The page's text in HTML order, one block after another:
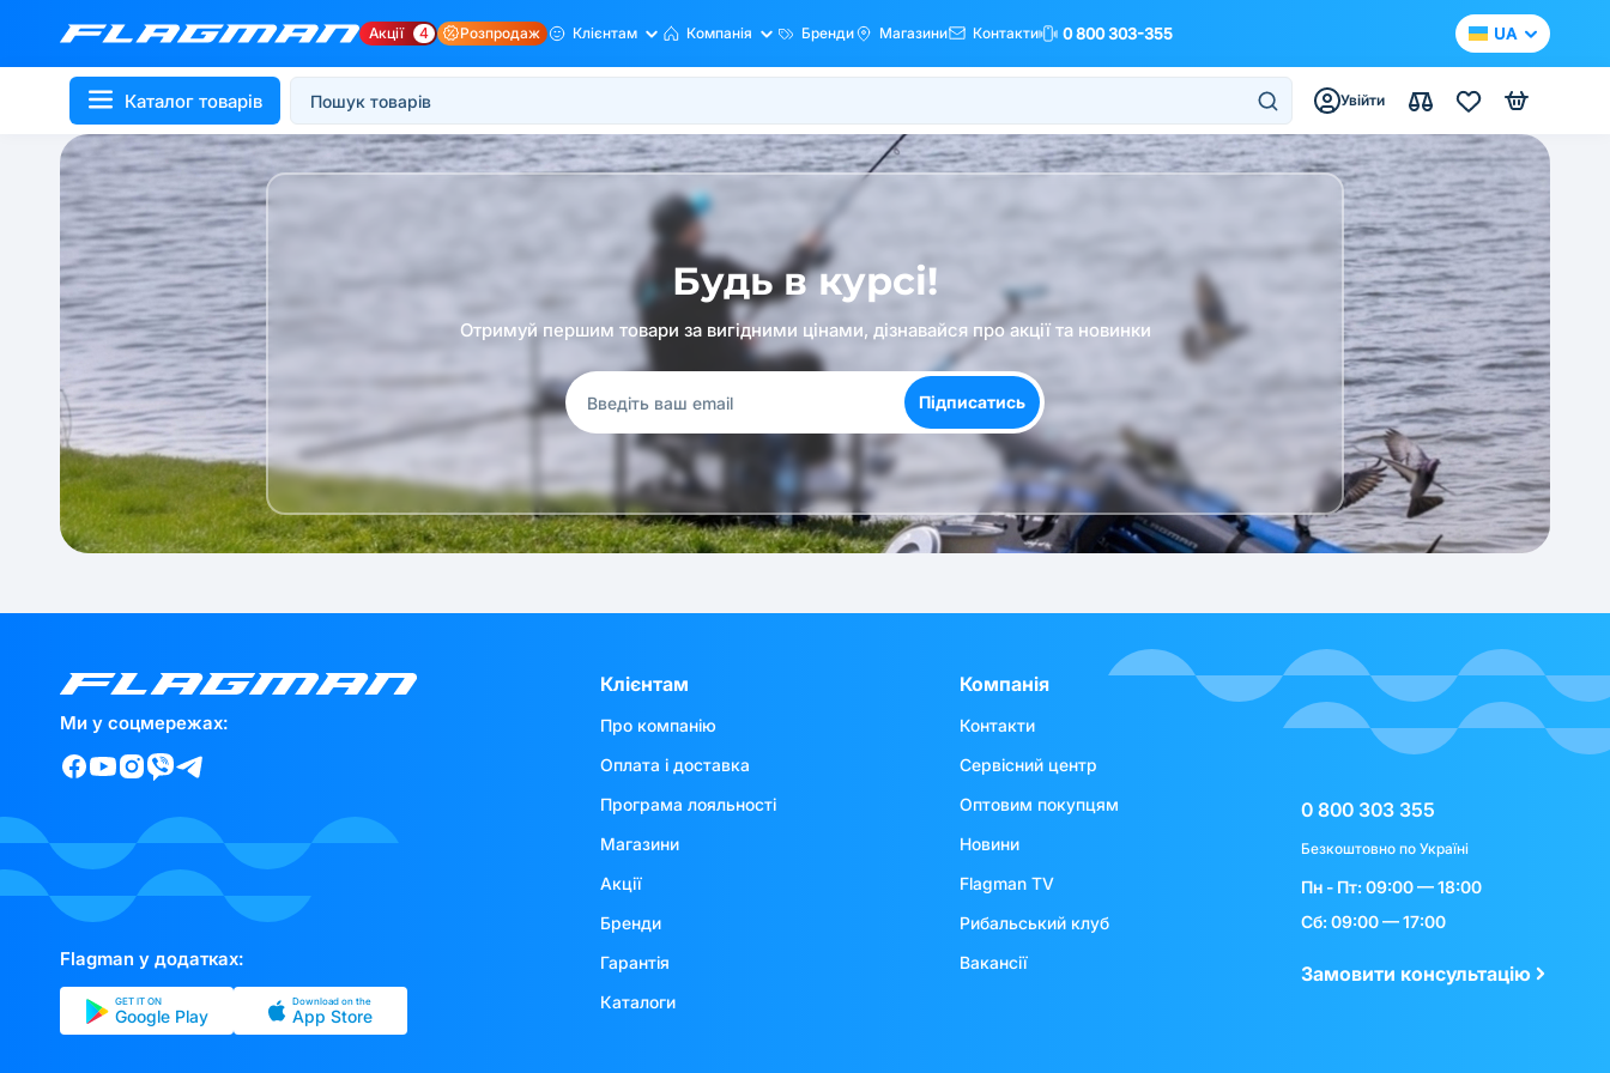
Акції 4 Розпродаж Клієнтам Компанія Бренди Магазини Контакти 0 800 303-355 UA
Каталог товарів Увійти
Будь в курсі!
Отримуй першим товари за вигідними цінами, дізнавайся про акції та новинки
Підписатись
Ми у соцмережах:
Flagman у додатках:
GET IT ON
Google Play
Download on the
App Store
Клієнтам
Про компанію
Оплата і доставка
Програма лояльності
Магазини
Акції
Бренди
Гарантія
Каталоги
Компанія
Контакти
Сервісний центр
Оптовим покупцям
Новини
Flagman TV
Рибальський клуб
Вакансії
0 800 303 355
Безкоштовно по Україні
Пн - Пт: 09:00 — 18:00
Сб: 09:00 — 17:00
Замовити консультацію